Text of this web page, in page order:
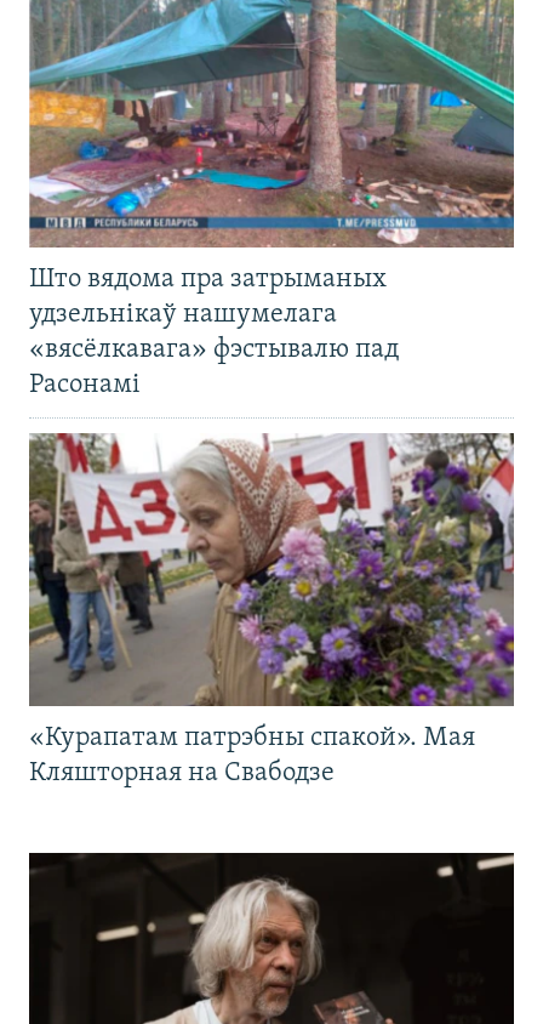
Што вядома пра затрыманых
удзельнікаў нашумелага
«вясёлкавага» фэстывалю пад
Расонамі
«Курапатам патрэбны спакой». Мая
Кляшторная на Свабодзе